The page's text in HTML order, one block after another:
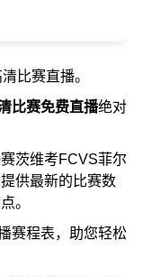
比赛直播。
比赛免费直播绝对
茨维考FCVS菲尔
供最新的比赛数
。
赛程表，助您轻松